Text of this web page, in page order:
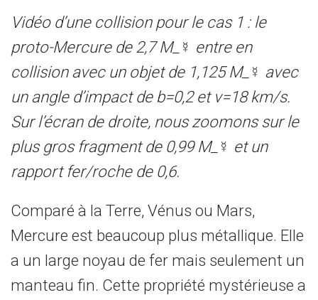
Vidéo d’une collision pour le cas 1 : le
proto-Mercure de 2,7 M_☿ entre en
collision avec un objet de 1,125 M_☿ avec
un angle d’impact de b=0,2 et v=18 km/s.
Sur l’écran de droite, nous zoomons sur le
plus gros fragment de 0,99 M_☿ et un
rapport fer/roche de 0,6.
Comparé à la Terre, Vénus ou Mars,
Mercure est beaucoup plus métallique. Elle
a un large noyau de fer mais seulement un
manteau fin. Cette propriété mystérieuse a